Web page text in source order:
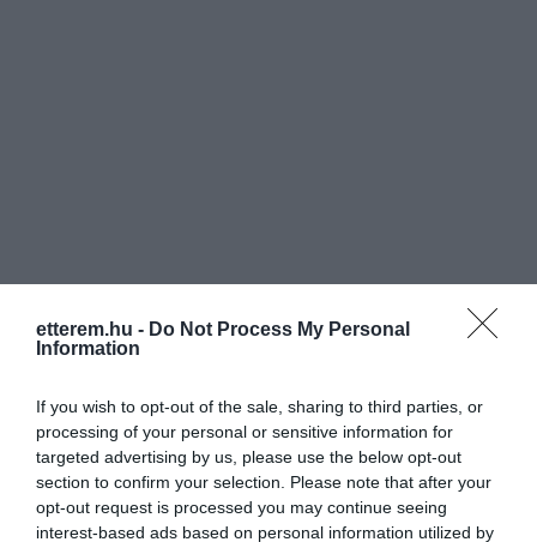
etterem.hu - Do Not Process My Personal
Information
If you wish to opt-out of the sale, sharing to third parties, or
processing of your personal or sensitive information for
targeted advertising by us, please use the below opt-out
section to confirm your selection. Please note that after your
opt-out request is processed you may continue seeing
interest-based ads based on personal information utilized by
Értékelések Értékeld Te is
5 6